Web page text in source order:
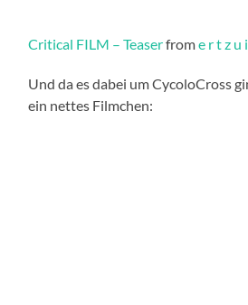
Critical FILM – Teaserfrome r t z u
Und da es dabei um CycoloCross
ein nettes Filmchen: